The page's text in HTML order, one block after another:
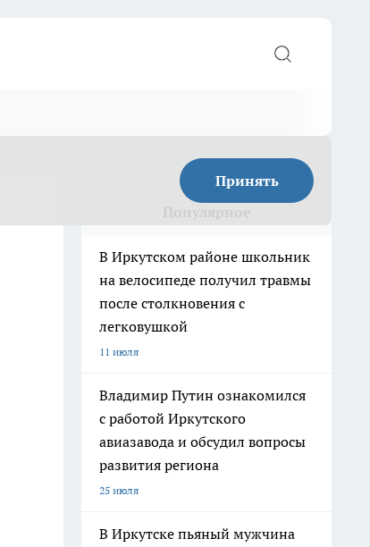
Принять
В Иркутском районе школьник
на велосипеде получил травмы
после столкновения с
легковушкой
11 июля
Владимир Путин ознакомился
с работой Иркутского
авиазавода и обсудил вопросы
развития региона
25 июля
В Иркутске пьяный мужчина